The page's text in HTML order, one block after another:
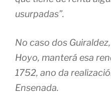
usurpadas”.
No caso dos
Hoyo, manterá esa
1752, ano da
Ensenada.